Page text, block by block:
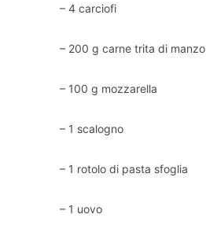
– 4 carciofi
– 200 g carne trita di manzo
– 100 g mozzarella
– 1 scalogno
– 1 rotolo di pasta sfoglia
– 1 uovo